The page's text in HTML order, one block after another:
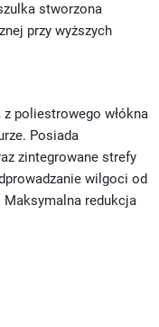
stworzona
przy wyższych
poliestrowego włókna
Posiada
zintegrowane strefy
wilgoci od
Maksymalna redukcja